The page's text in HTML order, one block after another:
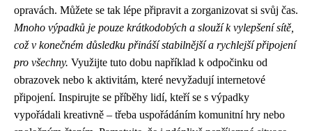
opravách. Můžete se tak lépe připravit a zorganizovat si svůj čas.
Mnoho výpadků je pouze krátkodobých a slouží k vylepšení sítě,
což v konečném důsledku přináší stabilnější a rychlejší připojení
pro všechny. Využijte tuto dobu například k odpočinku od
obrazovek nebo k aktivitám, které nevyžadují internetové
připojení. Inspirujte se příběhy lidí, kteří se s výpadky
vypořádali kreativně – třeba uspořádáním komunitní hry nebo